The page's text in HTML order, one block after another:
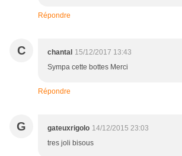
Répondre
C chantal 15/12/2017 13:43
Sympa cette bottes Merci
Répondre
G gateuxrigolo 14/12/2015 23:03
tres joli bisous